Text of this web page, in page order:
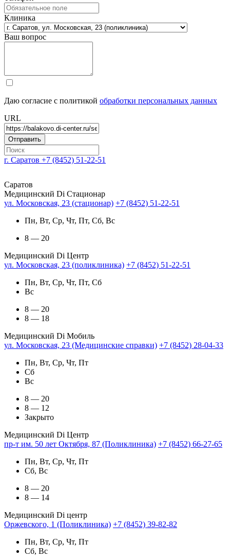
Клиника
Ваш вопрос
Даю согласие с политикой обработки персональных данных
URL
г. Саратов +7 (8452) 51-22-51
Саратов
Медицинский Di Стационар
ул. Московская, 23 (стационар) +7 (8452) 51-22-51
Пн, Вт, Ср, Чт, Пт, Сб, Вс
8 — 20
Медицинский Di Центр
ул. Московская, 23 (поликлиника) +7 (8452) 51-22-51
Пн, Вт, Ср, Чт, Пт, Сб
Вс
8 — 20
8 — 18
Медицинский Di Мобиль
ул. Московская, 23 (Медицинские справки) +7 (8452) 28-04-33
Пн, Вт, Ср, Чт, Пт
Сб
Вс
8 — 20
8 — 12
Закрыто
Медицинский Di Центр
пр-т им. 50 лет Октября, 87 (Поликлиника) +7 (8452) 66-27-65
Пн, Вт, Ср, Чт, Пт
Сб, Вс
8 — 20
8 — 14
Медицинский Di центр
Оржевского, 1 (Поликлиника) +7 (8452) 39-82-82
Пн, Вт, Ср, Чт, Пт
Сб, Вс